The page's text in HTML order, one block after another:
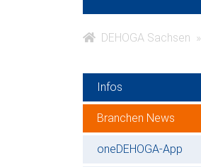
DEHOGA Sachsen
Infos
Branchen News
oneDEHOGA-App